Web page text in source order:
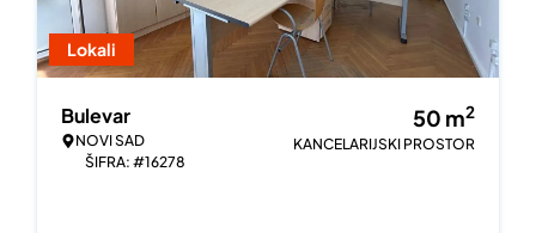
Lokali
Bulevar
NOVI SAD
ŠIFRA: #16278
50 m2
KANCELARIJSKI PROSTOR